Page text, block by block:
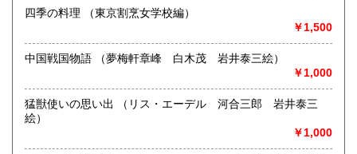
書籍の買取について
美術関係、建築関係資料等扱っております。
また、江戸期からの古地図、刷り物など、視覚的に当時の様
店頭へのお持ち込み、宅配便でのご送付のいずれも承りま
す。
どうぞお気軽にご相談ください。
四季の料理 （東京割烹女学校編）
￥1,500
中国戦国物語 （夢梅軒章峰 白木茂 岩井泰三絵）
￥1,000
猛獣使いの思い出 （リス・エーデル 河合三郎 岩井泰三
絵）
￥1,000